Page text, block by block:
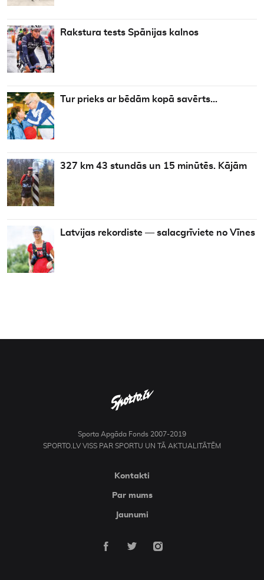
Rakstura tests Spānijas kalnos
Tur prieks ar bēdām kopā savērts…
327 km 43 stundās un 15 minūtēs. Kājām
Latvijas rekordiste — salacgrīviete no Vīnes
Sporta Apgāda Fonds 2007-2019
SPORTO.LV VISS PAR SPORTU UN TĀ AKTUALITĀTĒM
Kontakti
Par mums
Jaunumi